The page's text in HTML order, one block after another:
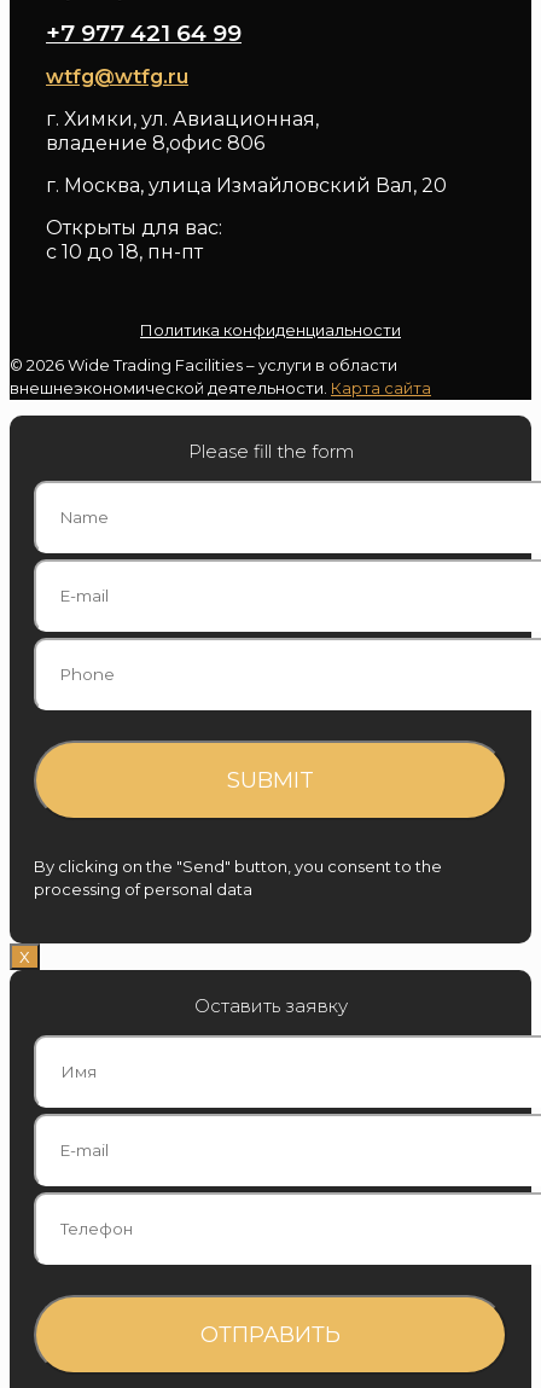
+7 977 421 64 99
wtfg@wtfg.ru
г. Химки, ул. Авиационная,
владение 8,офис 806
г. Москва, улица Измайловский Вал, 20
Открыты для вас:
с 10 до 18, пн-пт
Политика конфиденциальности
© 2026 Wide Trading Facilities – услуги в области
внешнеэкономической деятельности. Карта сайта
Please fill the form
By clicking on the "Send" button, you consent to the
processing of personal data
Х
Оставить заявку